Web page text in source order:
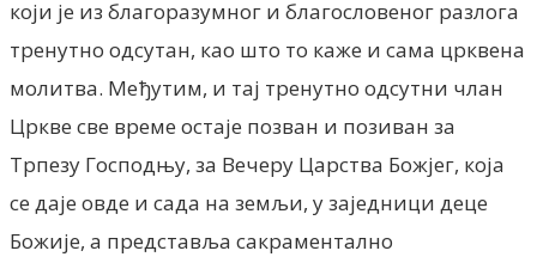
који je из благоразумног и благословеног разлога
тренутно одсутан, као што то каже и сама црквена
молитва. Међутим, и тај тренутно одсутни члан
Цркве све време остаје позван и позиван за
Трпезу Господњу, за Вечеру Царства Божјег, која
се даје овде и сада на земљи, у заједници деце
Божије, a представља сакраментално